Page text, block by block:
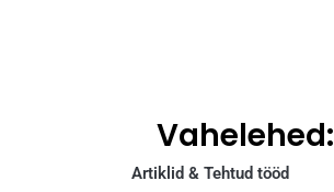
Vahelehed:
Artiklid & Tehtud tööd